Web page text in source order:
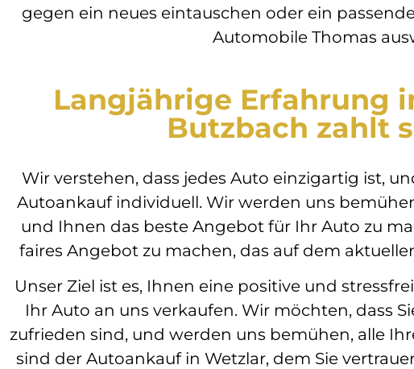
gegen ein neues eintauschen oder ein
Automobile Thomas
Langjährige Erfahrung
Butzbach zahlt
Wir verstehen, dass jedes Auto einzigartig ist,
Autoankauf individuell. Wir werden uns
und Ihnen das beste Angebot für Ihr Auto zu
faires Angebot zu machen, das auf dem
Unser Ziel ist es, Ihnen eine positive und
Ihr Auto an uns verkaufen. Wir möchten, dass
zufrieden sind, und werden uns bemühen, alle
sind der Autoankauf in Wetzlar, dem Sie